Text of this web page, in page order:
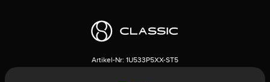
Artikel-Nr: 1U533P5XX-ST5